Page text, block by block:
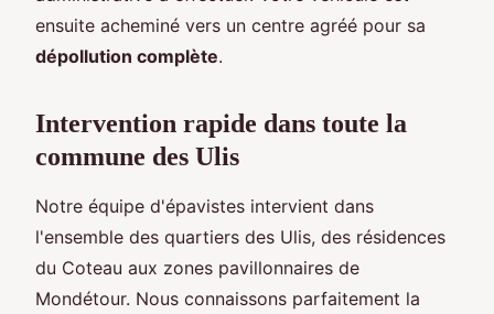
ensuite acheminé vers un centre agréé pour sa
dépollution complète.
Intervention rapide dans toute la
commune des Ulis
Notre équipe d'épavistes intervient dans
l'ensemble des quartiers des Ulis, des résidences
du Coteau aux zones pavillonnaires de
Mondétour. Nous connaissons parfaitement la